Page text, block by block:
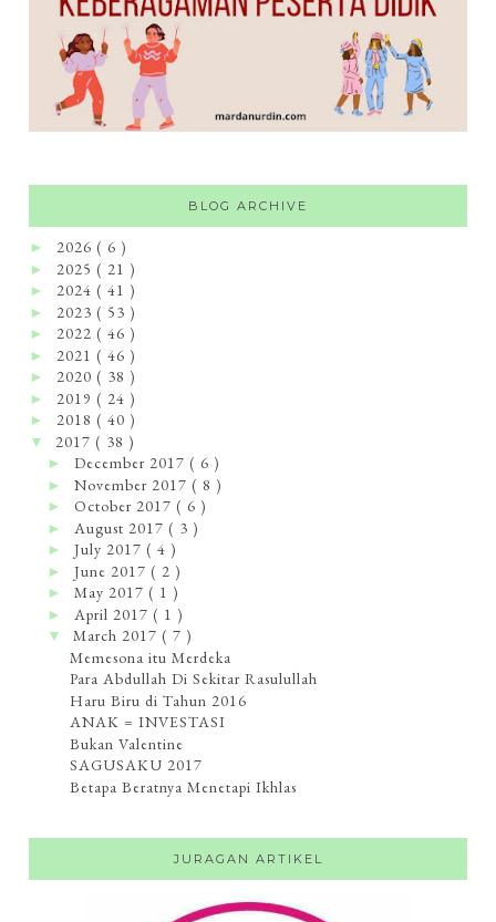
BLOG ARCHIVE
► 2026 ( 6 )
► 2025 ( 21 )
► 2024 ( 41 )
► 2023 ( 53 )
► 2022 ( 46 )
► 2021 ( 46 )
► 2020 ( 38 )
► 2019 ( 24 )
► 2018 ( 40 )
▼ 2017 ( 38 )
►December 2017( 6 )
►November 2017( 8 )
►October 2017( 6 )
► August 2017( 3 )
►July 2017( 4 )
►June 2017( 2 )
►May 2017( 1 )
► April 2017( 1 )
▼ March 2017( 7 )
Memesona itu Merdeka
Para Abdullah Di Sekitar Rasulullah
Haru Biru di Tahun 2016
ANAK = INVESTASI
Bukan Valentine
SAGUSAKU 2017
Betapa Beratnya Menetapi Ikhlas
JURAGAN ARTIKEL